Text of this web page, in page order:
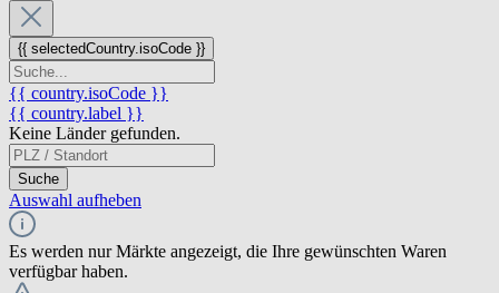
{{ selectedCountry.isoCode }}
{{ country.isoCode }}
{{ country.label }}
Keine Länder gefunden.
Suche
Auswahl aufheben
Es werden nur Märkte angezeigt, die Ihre gewünschten Waren
verfügbar haben.